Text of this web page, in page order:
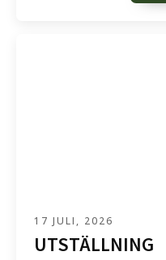
17 JULI, 2026
UTSTÄLLNING